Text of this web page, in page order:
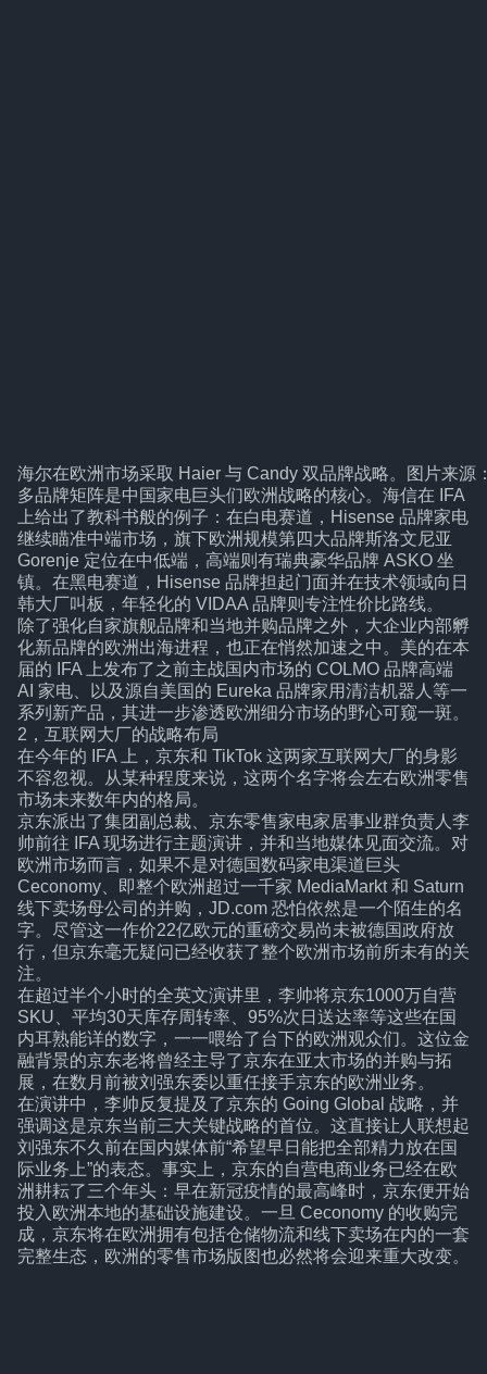
海尔在欧洲市场采取 Haier 与 Candy 双品牌战略。图片来源
多品牌矩阵是中国家电巨头们欧洲战略的核心。海信在 IFA
上给出了教科书般的例子：在白电赛道，Hisense 品牌家电
继续瞄准中端市场，旗下欧洲规模第四大品牌斯洛文尼亚
Gorenje 定位在中低端，高端则有瑞典豪华品牌 ASKO 坐
镇。在黑电赛道，Hisense 品牌担起门面并在技术领域向日
韩大厂叫板，年轻化的 VIDAA 品牌则专注性价比路线。
除了强化自家旗舰品牌和当地并购品牌之外，大企业内部孵
化新品牌的欧洲出海进程，也正在悄然加速之中。美的在本
届的 IFA 上发布了之前主战国内市场的 COLMO 品牌高端
AI 家电、以及源自美国的 Eureka 品牌家用清洁机器人等一
系列新产品，其进一步渗透欧洲细分市场的野心可窥一斑。
2，互联网大厂的战略布局
在今年的 IFA 上，京东和 TikTok 这两家互联网大厂的身影
不容忽视。从某种程度来说，这两个名字将会左右欧洲零售
市场未来数年内的格局。
京东派出了集团副总裁、京东零售家电家居事业群负责人李
帅前往 IFA 现场进行主题演讲，并和当地媒体见面交流。对
欧洲市场而言，如果不是对德国数码家电渠道巨头
Ceconomy、即整个欧洲超过一千家 MediaMarkt 和 Saturn
线下卖场母公司的并购，JD.com 恐怕依然是一个陌生的名
字。尽管这一作价22亿欧元的重磅交易尚未被德国政府放
行，但京东毫无疑问已经收获了整个欧洲市场前所未有的关
注。
在超过半个小时的全英文演讲里，李帅将京东1000万自营
SKU、平均30天库存周转率、95%次日送达率等这些在国
内耳熟能详的数字，一一喂给了台下的欧洲观众们。这位金
融背景的京东老将曾经主导了京东在亚太市场的并购与拓
展，在数月前被刘强东委以重任接手京东的欧洲业务。
在演讲中，李帅反复提及了京东的 Going Global 战略，并
强调这是京东当前三大关键战略的首位。这直接让人联想起
刘强东不久前在国内媒体前“希望早日能把全部精力放在国
际业务上”的表态。事实上，京东的自营电商业务已经在欧
洲耕耘了三个年头：早在新冠疫情的最高峰时，京东便开始
投入欧洲本地的基础设施建设。一旦 Ceconomy 的收购完
成，京东将在欧洲拥有包括仓储物流和线下卖场在内的一套
完整生态，欧洲的零售市场版图也必然将会迎来重大改变。